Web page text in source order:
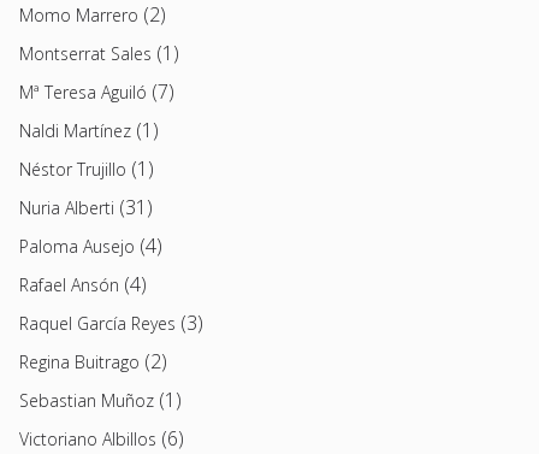
Momo Marrero (2)
Montserrat Sales (1)
Mª Teresa Aguiló (7)
Naldi Martínez (1)
Néstor Trujillo (1)
Nuria Alberti (31)
Paloma Ausejo (4)
Rafael Ansón (4)
Raquel García Reyes (3)
Regina Buitrago (2)
Sebastian Muñoz (1)
Victoriano Albillos (6)